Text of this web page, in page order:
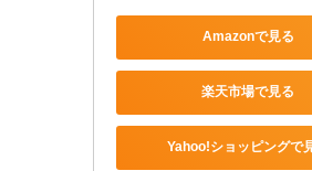
Amazonで見る
楽天市場で見る
Yahoo!ショッピングで